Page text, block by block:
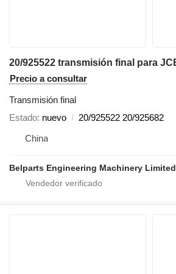
Precio a consultar
Transmisión final
Estado nuevo
20/925522 20/925682
China
Belparts Engineering Machinery Limited